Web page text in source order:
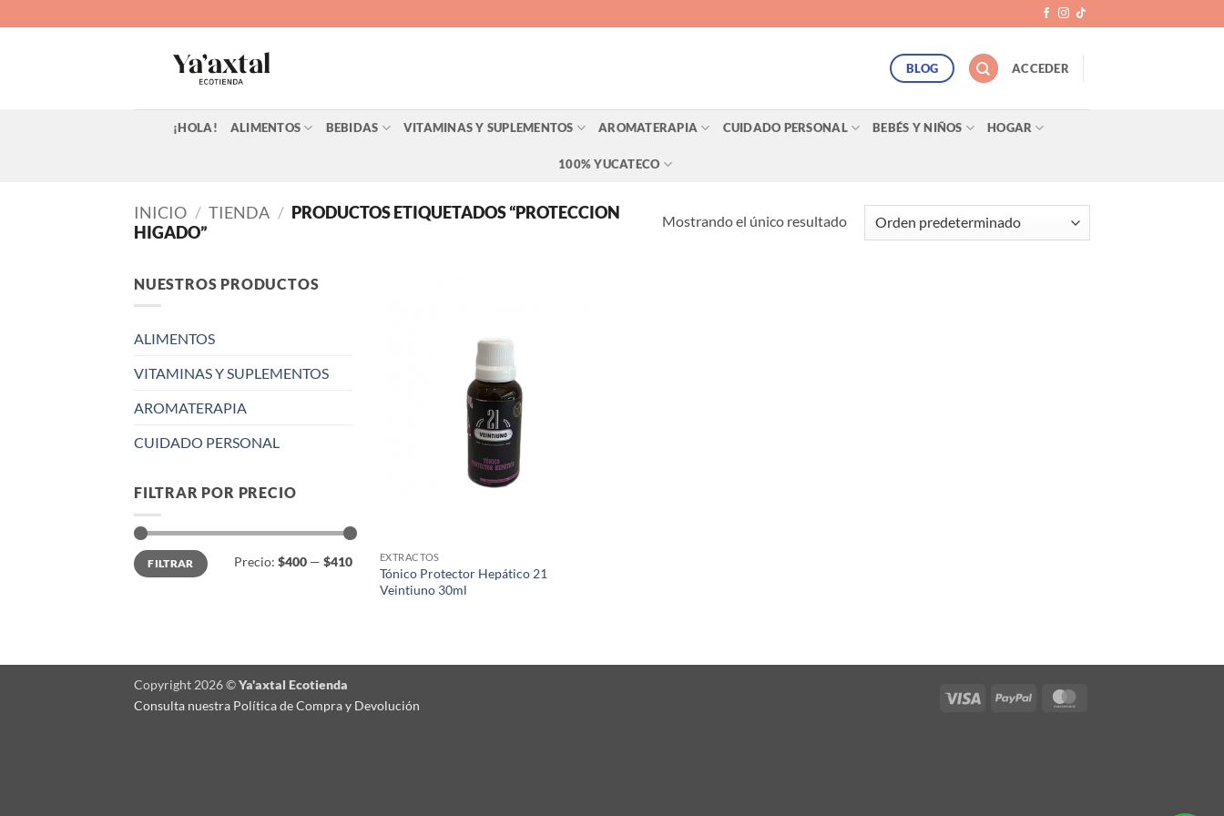
al
BLOG ACCEDER
¡HOLA! ALIMENTOS BEBIDAS VITAMINAS Y SUPLEMENTOS AROMATERAPIA CUIDADO PERSONAL BEBÉS Y NIÑOS HOGAR
100% YUCATECO
INICIO / TIENDA / PRODUCTOS ETIQUETADOS “PROTECCION
HIGADO”
Mostrando el único resultado
NUESTROS PRODUCTOS
ALIMENTOS
VITAMINAS Y SUPLEMENTOS
AROMATERAPIA
CUIDADO PERSONAL
FILTRAR POR PRECIO
Precio
mínimo
Precio
máximo
FILTRAR Precio: $400 — $410 EXTRACTOS
Tónico Protector Hepático 21
Veintiuno 30ml
Visa PayPal
Copyright 2026 ©Ya'axtal Ecotienda
Consulta nuestra Política de Compra y Devolución